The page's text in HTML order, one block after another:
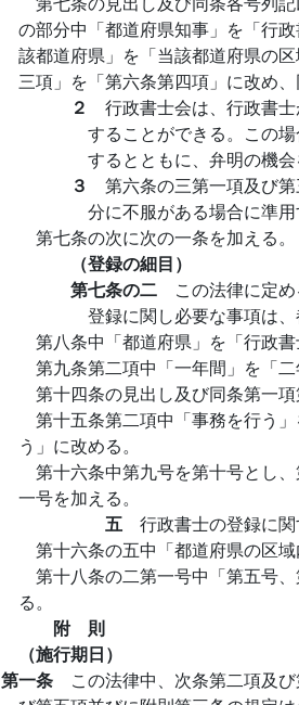
の部分中「都道府県知事」を「行
該都道府県」を「当該都道府県の
三項」を「第六条第四項」に改め、
２ 行政書士会は、行政書
することができる。この
するとともに、弁明の機会
３ 第六条の三第一項及び
分に不服がある場合に準用
第七条の次に次の一条を加える。
（登録の細目）
第七条の二 この法律に定
登録に関し必要な事項は、
第八条中「都道府県」を「行政
第九条第二項中「一年間」を「二
第十四条の見出し及び同条第一
第十五条第二項中「事務を行う
う」に改める。
第十六条中第九号を第十号とし
一号を加える。
五 行政書士の登録に
第十六条の五中「都道府県の区域
第十八条の二第一号中「第五号
る。
附 則
（施行期日）
第一条 この法律中、次条第二項及